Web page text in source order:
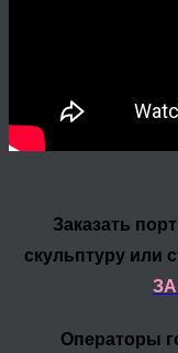
Заказать
скульптуру или
Операторы